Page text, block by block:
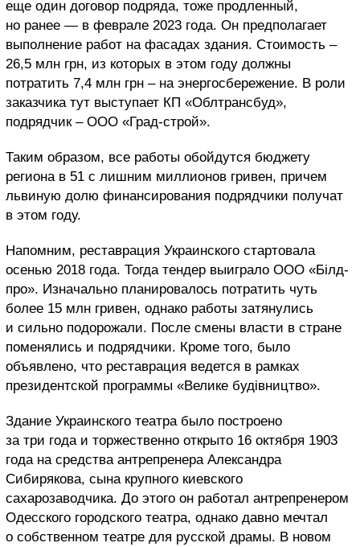
еще один договор подряда, тоже продленный,
но ранее — в феврале 2023 года. Он предполагает
выполнение работ на фасадах здания. Стоимость –
26,5 млн грн, из которых в этом году должны
потратить 7,4 млн грн – на энергосбережение. В роли
заказчика тут выступает КП «Облтрансбуд»,
подрядчик – ООО «Град-строй».
Таким образом, все работы обойдутся бюджету
региона в 51 с лишним миллионов гривен, причем
львиную долю финансирования подрядчики получат
в этом году.
Напомним, реставрация Украинского стартовала
осенью 2018 года. Тогда тендер выиграло ООО «Білд-
про». Изначально планировалось потратить чуть
более 15 млн гривен, однако работы затянулись
и сильно подорожали. После смены власти в стране
поменялись и подрядчики. Кроме того, было
объявлено, что реставрация ведется в рамках
президентской программы «Велике будівництво».
Здание Украинского театра было построено
за три года и торжественно открыто 16 октября 1903
года на средства антрепренера Александра
Сибирякова, сына крупного киевского
сахарозаводчика. До этого он работал антрепренером
Одесского городского театра, однако давно мечтал
о собственном театре для русской драмы. В новом